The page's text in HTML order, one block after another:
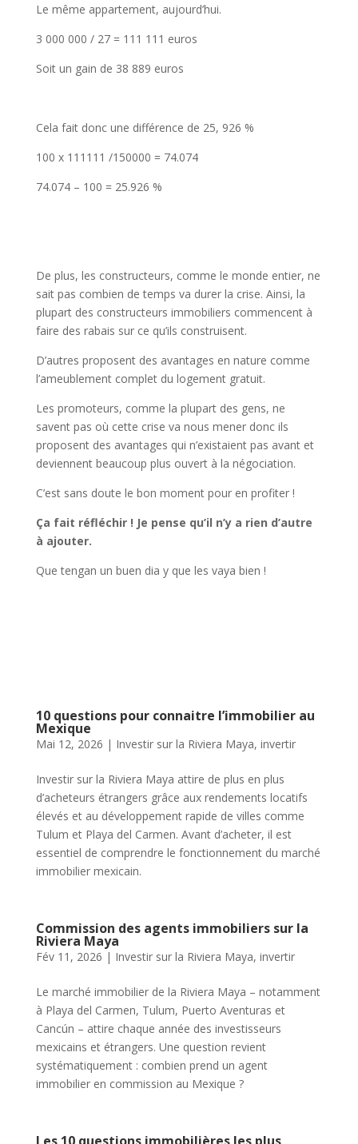
Le même appartement, aujourd’hui.
3 000 000 / 27 = 111 111 euros
Soit un gain de 38 889 euros
Cela fait donc une différence de 25, 926 %
100 x 111111 /150000 = 74.074
74.074 – 100 = 25.926 %
De plus, les constructeurs, comme le monde entier, ne
sait pas combien de temps va durer la crise. Ainsi, la
plupart des constructeurs immobiliers commencent à
faire des rabais sur ce qu’ils construisent.
D’autres proposent des avantages en nature comme
l’ameublement complet du logement gratuit.
Les promoteurs, comme la plupart des gens, ne
savent pas où cette crise va nous mener donc ils
proposent des avantages qui n’existaient pas avant et
deviennent beaucoup plus ouvert à la négociation.
C’est sans doute le bon moment pour en profiter !
Ça fait réfléchir ! Je pense qu’il n’y a rien d’autre
à ajouter.
Que tengan un buen dia y que les vaya bien !
10 questions pour connaitre l’immobilier au
Mexique
Mai 12, 2026 | Investir sur la Riviera Maya, invertir
Investir sur la Riviera Maya attire de plus en plus
d’acheteurs étrangers grâce aux rendements locatifs
élevés et au développement rapide de villes comme
Tulum et Playa del Carmen. Avant d’acheter, il est
essentiel de comprendre le fonctionnement du marché
immobilier mexicain.
Commission des agents immobiliers sur la
Riviera Maya
Fév 11, 2026 | Investir sur la Riviera Maya, invertir
Le marché immobilier de la Riviera Maya – notamment
à Playa del Carmen, Tulum, Puerto Aventuras et
Cancún – attire chaque année des investisseurs
mexicains et étrangers. Une question revient
systématiquement : combien prend un agent
immobilier en commission au Mexique ?